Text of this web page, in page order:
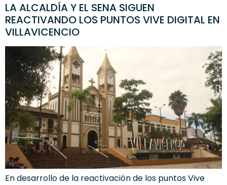
LA ALCALDÍA Y EL SENA SIGUEN
REACTIVANDO LOS PUNTOS VIVE DIGITAL EN
VILLAVICENCIO
En desarrollo de la reactivación de los puntos Vive